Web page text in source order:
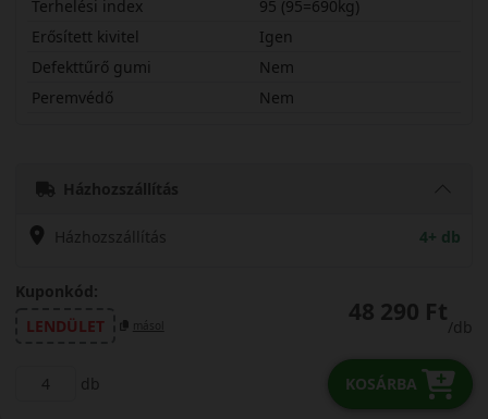
Terhelési index
95 (95=690kg)
Erősített kivitel
Igen
Defekttűrő gumi
Nem
Peremvédő
Nem
Házhozszállítás
Házhozszállítás 4+ db
Kuponkód:
LENDÜLET
másol 48 290 Ft
/db
db KOSÁRBA